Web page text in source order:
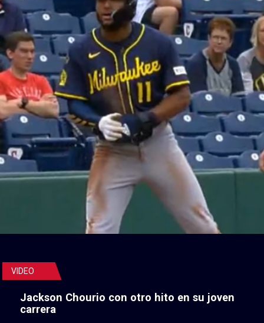
VIDEO
Jackson Chourio con otro hito en su joven
carrera